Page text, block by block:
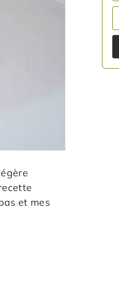
et mes